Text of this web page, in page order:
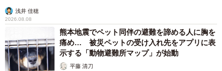
浅井 佳穂
2026.08.08
熊本地震でペット同伴の避難を諦める人に胸を
痛め… 被災ペットの受け入れ先をアプリに表
示する「動物避難所マップ」が始動
平藤 清刀